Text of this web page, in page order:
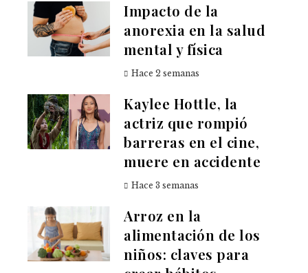
Impacto de la
anorexia en la salud
mental y física
Hace 2 semanas
Kaylee Hottle, la
actriz que rompió
barreras en el cine,
muere en accidente
Hace 3 semanas
Arroz en la
alimentación de los
niños: claves para